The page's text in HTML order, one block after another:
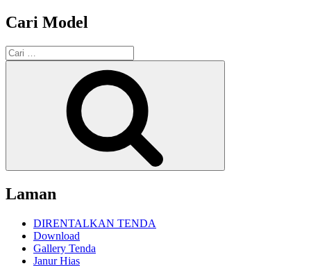
Cari Model
Pencarian
untuk:
Laman
DIRENTALKAN TENDA
Download
Gallery Tenda
Janur Hias